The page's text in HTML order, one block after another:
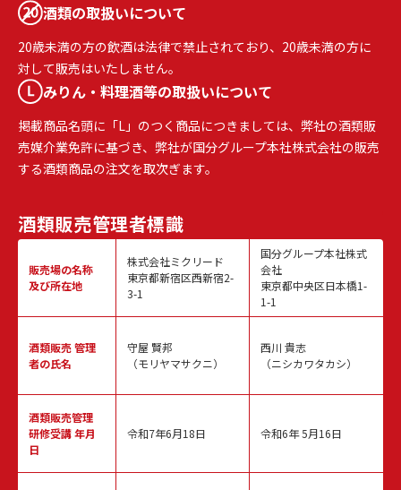
酒類の取扱いについて
20歳未満の方の飲酒は法律で禁止されており、20歳未満の方に
対して販売はいたしません。
みりん・料理酒等の取扱いについて
掲載商品名頭に「L」のつく商品につきましては、弊社の酒類販
売媒介業免許に基づき、弊社が国分グループ本社株式会社の販売
する酒類商品の注文を取次ぎます。
酒類販売管理者標識
販売場の名称
及び所在地
酒類販売管理
者の氏名
酒類販売管理
研修受講 年月
日
株式会社ミクリード
東京都新宿区西新宿2-
3-1
守屋 賢邦
（モリヤマサクニ）
令和7年6月18日
国分グループ本社株式
会社
東京都中央区日本橋1-
1-1
西川 貴志
（ニシカワタカシ）
令和6年 5月16日